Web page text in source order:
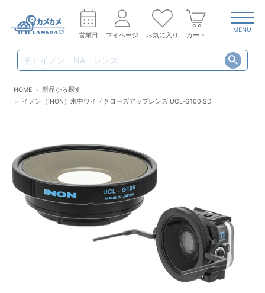
営業日 マイページ お気に入り カート
MENU
HOME
新品から探す
イノン（INON）水中ワイドクローズアップレンズ UCL-G100 SD